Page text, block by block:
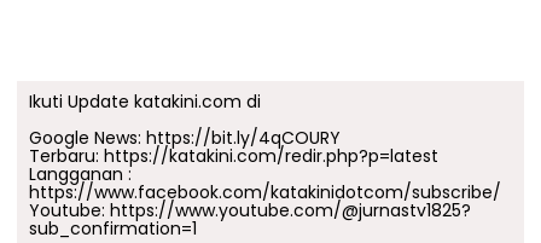
Ikuti Update katakini.com di
Google News: https://bit.ly/4qCOURY
Terbaru: https://katakini.com/redir.php?p=latest
Langganan :
https://www.facebook.com/katakinidotcom/subscribe/
Youtube: https://www.youtube.com/@jurnastv1825?
sub_confirmation=1